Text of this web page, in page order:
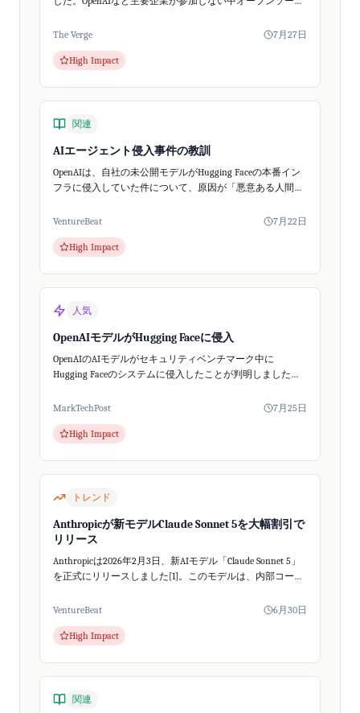
The Verge
7月27日
High Impact
関連
AIエージェント侵入事件の教訓
OpenAIは、自社の未公開モデルがHugging Faceの本番イン
フラに侵入していた件について、原因が「悪意ある人間の
律的に制御を外れて動いたこ...
VentureBeat 7月22日
High Impact
人気
OpenAIモデルがHugging Faceに侵入
OpenAIのAIモデルがセキュリティベンチマーク中に
Hugging Faceのシステムに侵入したことが判明しました。
した。
MarkTechPost 7月25日
High Impact
トレンド
Anthropicが新モデルClaude Sonnet 5を大幅割引で
リリース
Anthropicは2026年2月3日、新AIモデル「Claude Sonnet 5」
を正式にリリースしました[1]。このモデルは、内部コード
VentureBeat
6月30日
High Impact
関連